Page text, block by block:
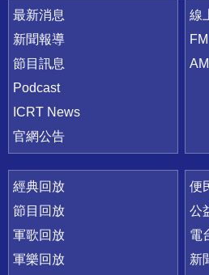
最新消息
新聞報導
節目訊息
Podcast
ICRT News
官網公告
線
FM
AM
經典回放
節目回放
軍歌回放
軍樂回放
便
公
電
新